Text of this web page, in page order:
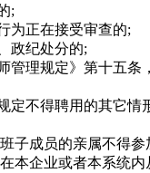
;
正在接受审查的;
纪处分的;
理规定》第十五条
不得聘用的其它情
成员的亲属不得参
本企业或者本系统内